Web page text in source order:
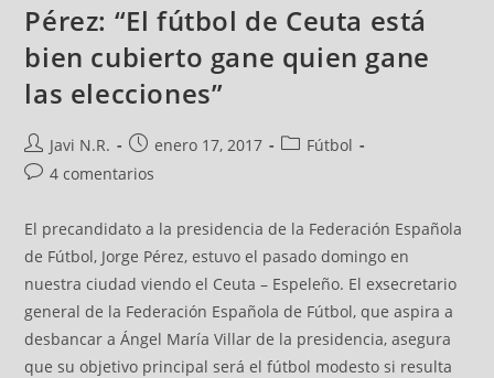
Pérez: “El fútbol de Ceuta está
bien cubierto gane quien gane
las elecciones”
Javi N.R. enero 17, 2017
Fútbol
4 comentarios
El precandidato a la presidencia de la Federación Española
de Fútbol, Jorge Pérez, estuvo el pasado domingo en
nuestra ciudad viendo el Ceuta – Espeleño. El exsecretario
general de la Federación Española de Fútbol, que aspira a
desbancar a Ángel María Villar de la presidencia, asegura
que su objetivo principal será el fútbol modesto si resulta